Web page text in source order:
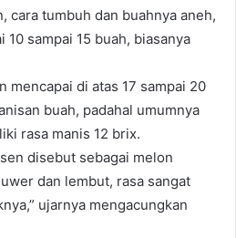
cara tumbuh dan buahnya aneh,
10 sampai 15 buah, biasanya
mencapai di atas 17 sampai 20
buah, padahal umumnya
rasa manis 12 brix.
disebut sebagai melon
dan lembut, rasa sangat
ujarnya mengacungkan